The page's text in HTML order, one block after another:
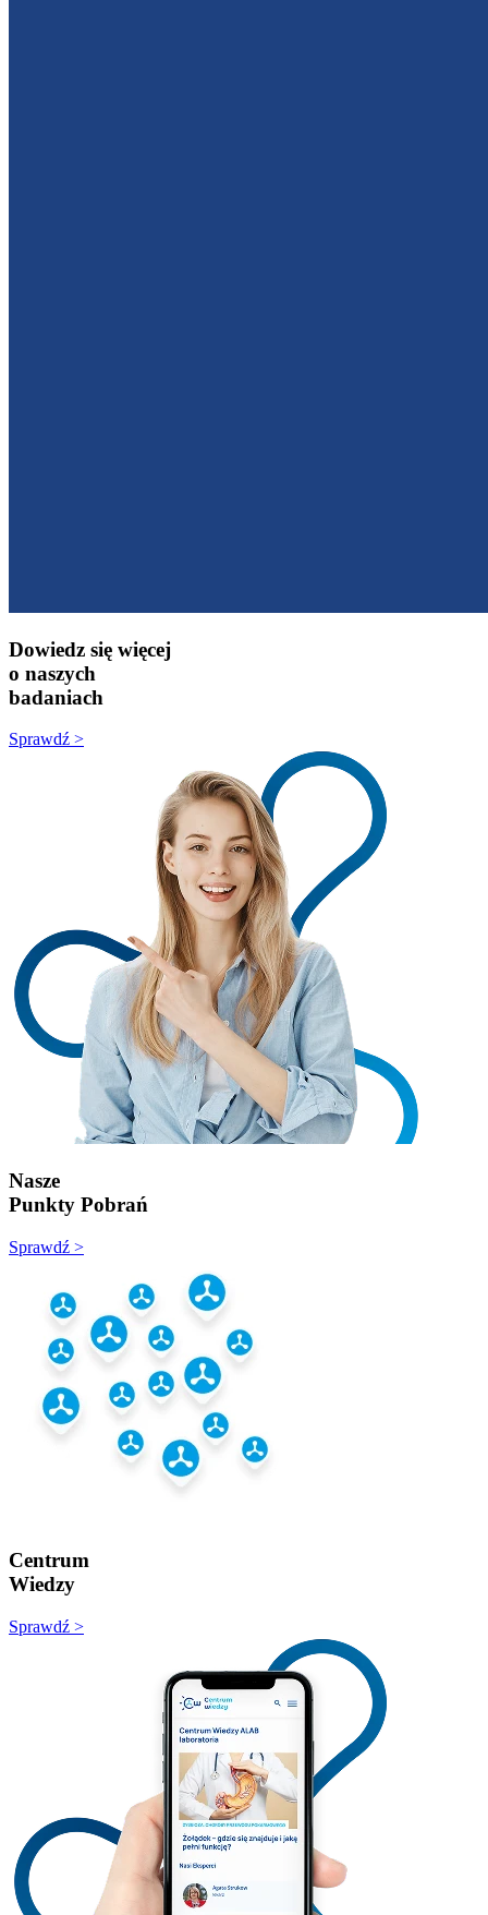
Dowiedz się więcej
o naszych
badaniach
Sprawdź >
Nasze
Punkty Pobrań
Sprawdź >
Centrum
Wiedzy
Sprawdź >